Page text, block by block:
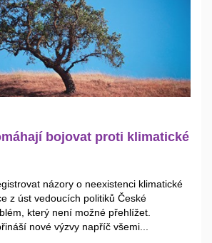
bojovat proti klimatické
názory o neexistenci klimatické
z úst vedoucích politiků České
který není možné přehlížet.
nové výzvy napříč všemi...